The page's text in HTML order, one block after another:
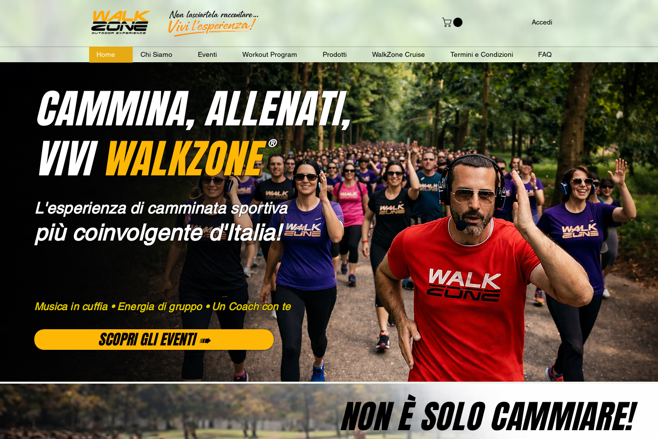
Accedi
Home Chi Siamo Eventi Workout Program Prodotti WalkZone Cruise Termini e Condizioni FAQ
CAMMINA, ALLENATI,
VIVIWALKZONE ®
L'esperienza di camminata sportiva
più coinvolgente d'Italia!
Musica in cuffia • Energia di gruppo • Un Coach con te
SCOPRI GLI EVENTI ➠
NON È SOLO CAMMIARE!